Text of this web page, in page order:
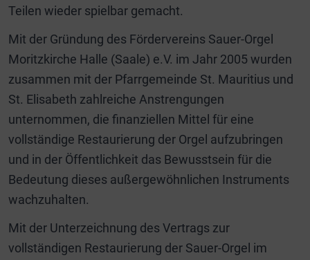
Teilen wieder spielbar gemacht.
Mit der Gründung des Fördervereins Sauer-Orgel
Moritzkirche Halle (Saale) e.V. im Jahr 2005 wurden
zusammen mit der Pfarrgemeinde St. Mauritius und
St. Elisabeth zahlreiche Anstrengungen
unternommen, die finanziellen Mittel für eine
vollständige Restaurierung der Orgel aufzubringen
und in der Öffentlichkeit das Bewusstsein für die
Bedeutung dieses außergewöhnlichen Instruments
wachzuhalten.
Mit der Unterzeichnung des Vertrags zur
vollständigen Restaurierung der Sauer-Orgel im